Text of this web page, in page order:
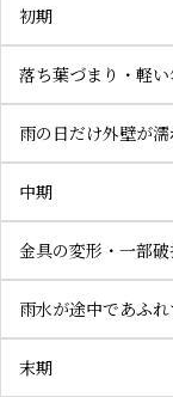
初期
落ち葉づまり・軽い
雨の日だけ外壁が濡
中期
金具の変形・一部破
雨水が途中であふ
末期